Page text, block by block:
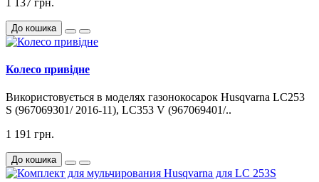
1 137 грн.
До кошика
Колесо привідне
Використовується в моделях газонокосарок Husqvarna LC253
S (967069301/ 2016-11), LC353 V (967069401/..
1 191 грн.
До кошика